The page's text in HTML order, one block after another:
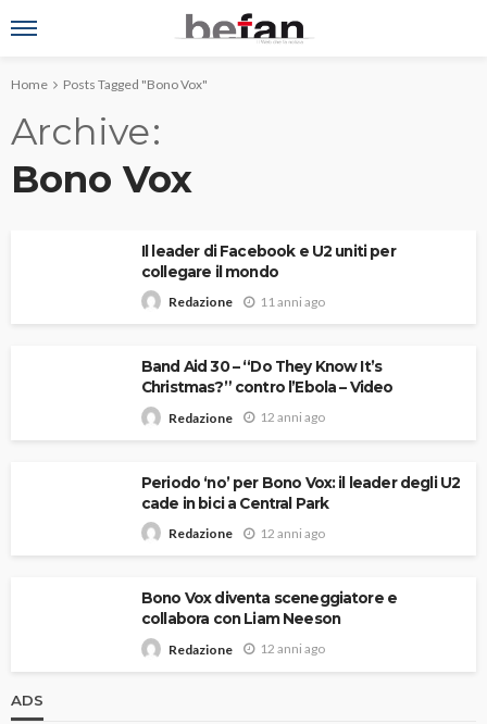
Home Posts Tagged "Bono Vox"
Archive
Bono Vox
Il leader di Facebook e U2 uniti per
collegare il mondo
Redazione 11 anni ago
Band Aid 30 – “Do They Know It’s
Christmas?” contro l’Ebola – Video
Redazione 12 anni ago
Periodo ‘no’ per Bono Vox: il leader degli U2
cade in bici a Central Park
Redazione 12 anni ago
Bono Vox diventa sceneggiatore e
collabora con Liam Neeson
Redazione 12 anni ago
ADS